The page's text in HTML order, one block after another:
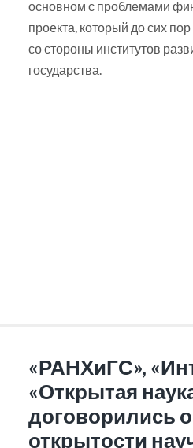
основном с проблемами
проекта, который до сих
со стороны институтов
государства.
«РАНХиГС»,
«Открытая
договорились
открытости